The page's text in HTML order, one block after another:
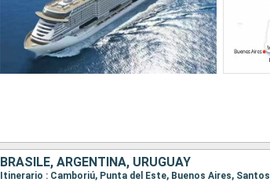
BRASILE, ARGENTINA, URUGUAY
Itinerario : Camboriú, Punta del Este, Buenos Aires, Santos